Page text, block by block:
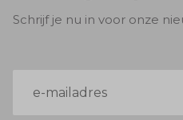
Schrijf je nu in voor onze
mailadres